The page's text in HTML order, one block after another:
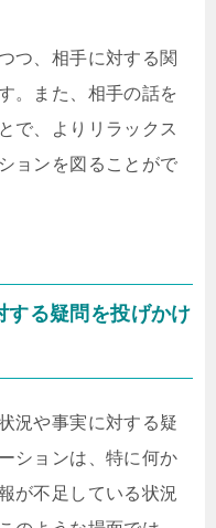
つ、相手に対する関
。また、相手の話を
で、よりリラックス
ョンを図ることがで
する疑問を投げかけ
況や事実に対する疑
ションは、特に何か
が不足している状況